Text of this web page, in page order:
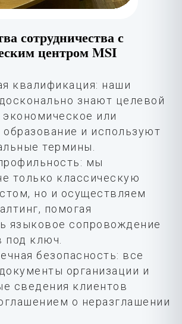
сотрудничества с
центром MSI
наши
знают целевой
или
образование и используют
термины.
мы
только классическую
но и осуществляем
помогая
языковое сопровождение
под ключ.
безопасность: все
организации и
сведения клиентов
о неразглашении